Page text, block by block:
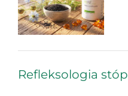
Refleksologia stóp